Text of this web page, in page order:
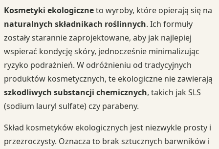
Kosmetyki ekologiczneto wyroby, które opierają się na
naturalnych składnikach roślinnych. Ich formuły
zostały starannie zaprojektowane, aby jak najlepiej
wspierać kondycję skóry, jednocześnie minimalizując
ryzyko podrażnień. W odróżnieniu od tradycyjnych
produktów kosmetycznych, te ekologiczne nie zawierają
szkodliwych substancji chemicznych, takich jak SLS
(sodium lauryl sulfate) czy parabeny.
Skład kosmetyków ekologicznych jest niezwykle prosty i
przezroczysty. Oznacza to brak sztucznych barwników i